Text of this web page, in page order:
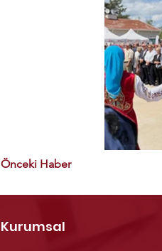
Önceki Haber
Kurumsal